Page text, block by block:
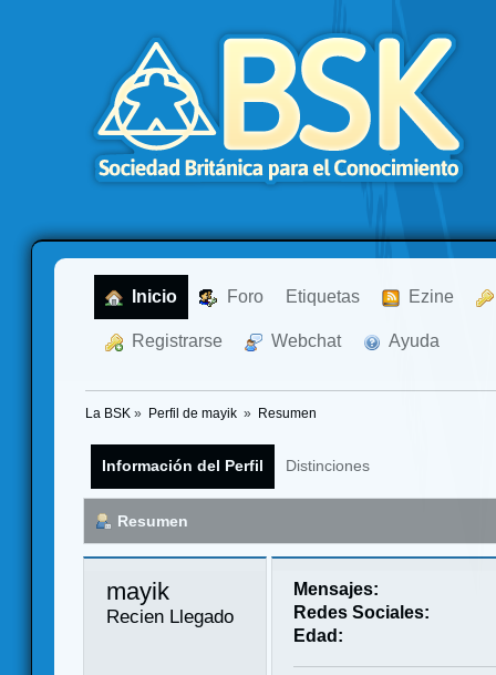
Inicio Foro Etiquetas Ezine
Registrarse Webchat Ayuda
La BSK » Perfil de mayik » Resumen
Información del Perfil Distinciones
Resumen
mayik
Recien Llegado
Mensajes:
Redes Sociales:
Edad: